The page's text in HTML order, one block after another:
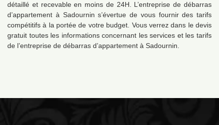
détaillé et recevable en moins de 24H. L’entreprise de débarras
d’appartement à Sadournin s’évertue de vous fournir des tarifs
compétitifs à la portée de votre budget. Vous verrez dans le devis
gratuit toutes les informations concernant les services et les tarifs
de l’entreprise de débarras d’appartement à Sadournin.